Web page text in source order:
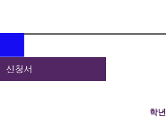
신청서
학년